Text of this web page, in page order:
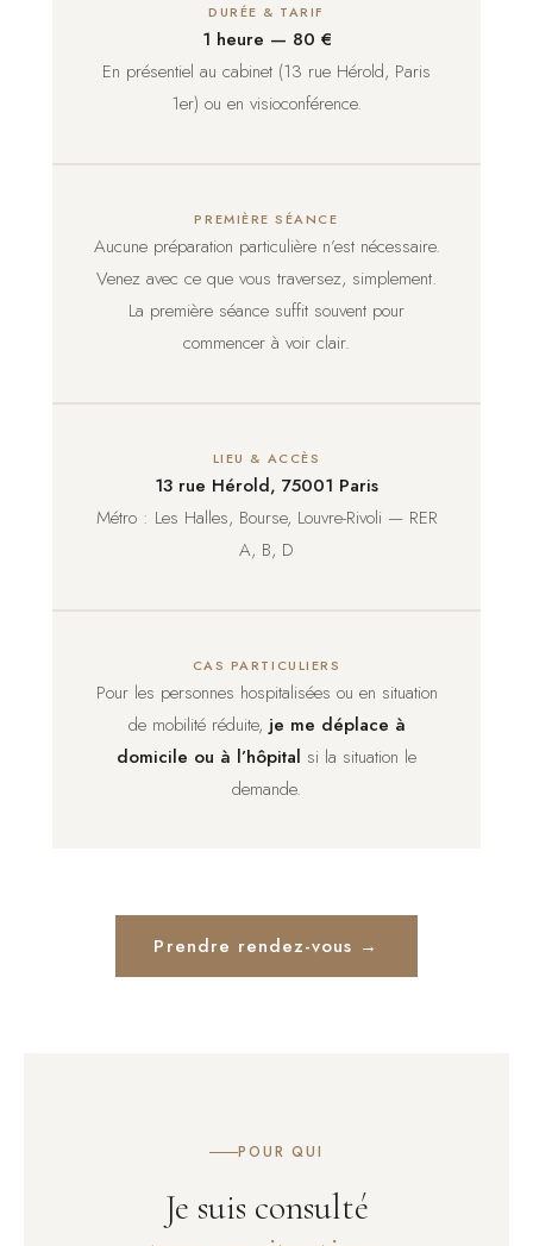
DURÉE & TARIF
1 heure — 80 €
En présentiel au cabinet (13 rue Hérold, Paris
1er) ou en visioconférence.
PREMIÈRE SÉANCE
Aucune préparation particulière n’est nécessaire.
Venez avec ce que vous traversez, simplement.
La première séance suffit souvent pour
commencer à voir clair.
LIEU & ACCÈS
13 rue Hérold, 75001 Paris
Métro : Les Halles, Bourse, Louvre-Rivoli — RER
A, B, D
CAS PARTICULIERS
Pour les personnes hospitalisées ou en situation
de mobilité réduite, je me déplace à
domicile ou à l’hôpital si la situation le
demande.
Prendre rendez-vous →
POUR QUI
Je suis consulté